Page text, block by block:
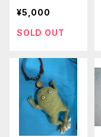
ン ポーチ
¥5,000
SOLD OUT